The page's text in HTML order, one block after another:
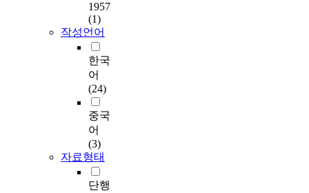
1957
(1)
작성언어
한국
어
(24)
중국
어
(3)
자료형태
단행